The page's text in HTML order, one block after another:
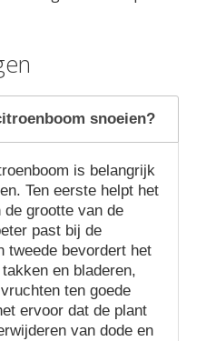
snoeien?
is belangrijk
Ten eerste helpt het
de grootte van de
past bij de
tweede bevordert het
en bladeren,
ten goede
ervoor dat de plant
van dode en